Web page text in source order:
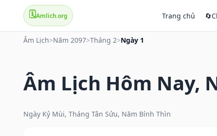
🗓️Amlich.org Trang chủ 🔄
Âm Lịch>Năm 2097>Tháng 2>Ngày 1
Âm Lịch Hôm Nay,
Ngày Kỷ Mùi, Tháng Tân Sửu, Năm Bính Thìn